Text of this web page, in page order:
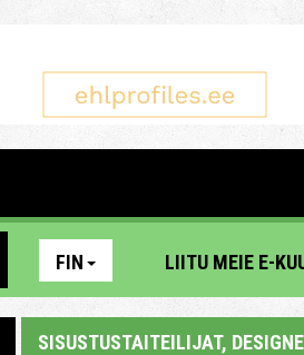
FIN LIITU MEIE E-
SISUSTUSTAITEILIJAT,